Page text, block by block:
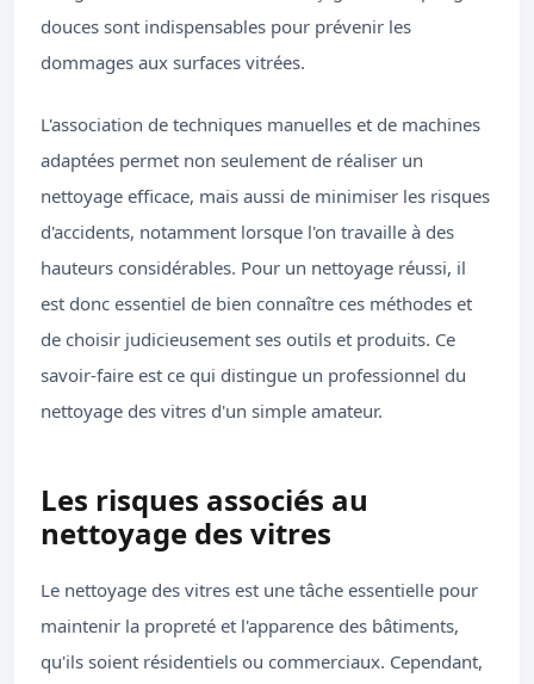
douces sont indispensables pour prévenir les
dommages aux surfaces vitrées.
L'association de techniques manuelles et de machines
adaptées permet non seulement de réaliser un
nettoyage efficace, mais aussi de minimiser les risques
d'accidents, notamment lorsque l'on travaille à des
hauteurs considérables. Pour un nettoyage réussi, il
est donc essentiel de bien connaître ces méthodes et
de choisir judicieusement ses outils et produits. Ce
savoir-faire est ce qui distingue un professionnel du
nettoyage des vitres d'un simple amateur.
Les risques associés au
nettoyage des vitres
Le nettoyage des vitres est une tâche essentielle pour
maintenir la propreté et l'apparence des bâtiments,
qu'ils soient résidentiels ou commerciaux. Cependant,